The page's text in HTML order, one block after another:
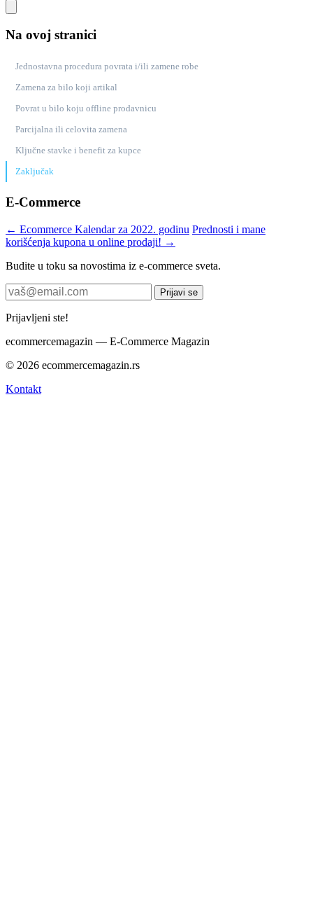
Na ovoj stranici
Jednostavna procedura povrata i/ili zamene robe
Zamena za bilo koji artikal
Povrat u bilo koju offline prodavnicu
Parcijalna ili celovita zamena
Ključne stavke i benefit za kupce
Zaključak
E-Commerce
← Ecommerce Kalendar za 2022. godinu Prednosti i mane
korišćenja kupona u online prodaji! →
Budite u toku sa novostima iz e-commerce sveta.
Prijavi se
Prijavljeni ste!
ecommercemagazin — E-Commerce Magazin
© 2026 ecommercemagazin.rs
Kontakt